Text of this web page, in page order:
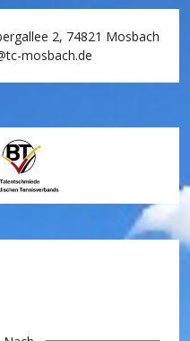
2, 74821 Mosbach
mosbach.de